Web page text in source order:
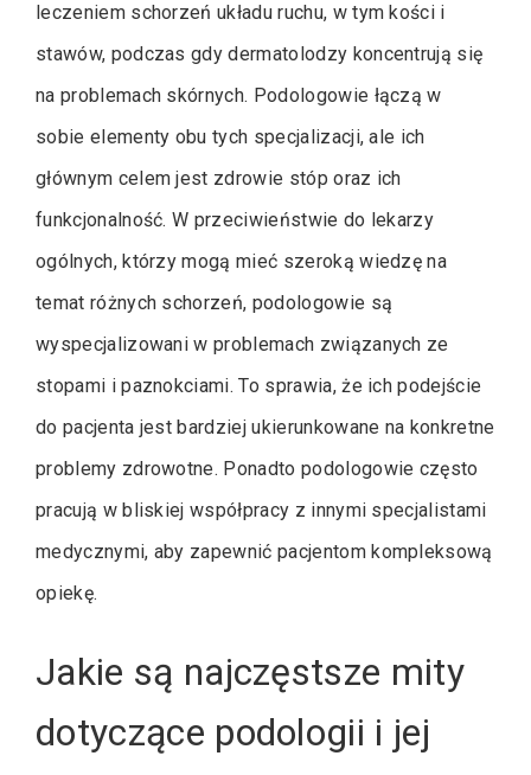
leczeniem schorzeń układu ruchu, w tym kości i
stawów, podczas gdy dermatolodzy koncentrują się
na problemach skórnych. Podologowie łączą w
sobie elementy obu tych specjalizacji, ale ich
głównym celem jest zdrowie stóp oraz ich
funkcjonalność. W przeciwieństwie do lekarzy
ogólnych, którzy mogą mieć szeroką wiedzę na
temat różnych schorzeń, podologowie są
wyspecjalizowani w problemach związanych ze
stopami i paznokciami. To sprawia, że ich podejście
do pacjenta jest bardziej ukierunkowane na konkretne
problemy zdrowotne. Ponadto podologowie często
pracują w bliskiej współpracy z innymi specjalistami
medycznymi, aby zapewnić pacjentom kompleksową
opiekę.
Jakie są najczęstsze mity
dotyczące podologii i jej